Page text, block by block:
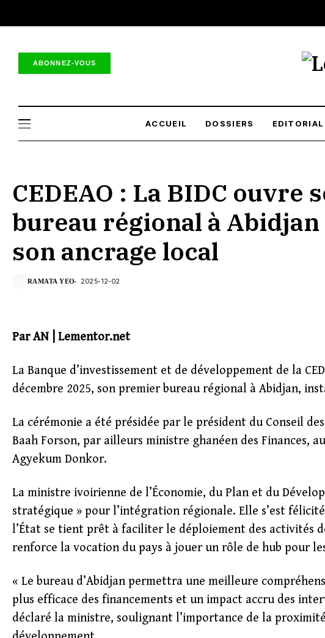
ABONNEZ-VOUS
ACCUEIL DOSSIERS EDITORIAL
CEDEAO : La BIDC ouvre
bureau régional à
son ancrage local
RAMATA YEO 2025-12-02
Par AN | Lementor.net
La Banque d’investissement et de développement de la
décembre 2025, son premier bureau régional à Abidjan,
La cérémonie a été présidée par le président du Conseil
Baah Forson, par ailleurs ministre ghanéen des Finances,
Agyekum Donkor.
La ministre ivoirienne de l’Économie, du Plan et du
stratégique » pour l’intégration régionale. Elle s’est
l’État se tient prêt à faciliter le déploiement des activités
renforce la vocation du pays à jouer un rôle de hub pour
« Le bureau d’Abidjan permettra une meilleure
plus efficace des financements et un impact accru des
déclaré la ministre, soulignant l’importance de la